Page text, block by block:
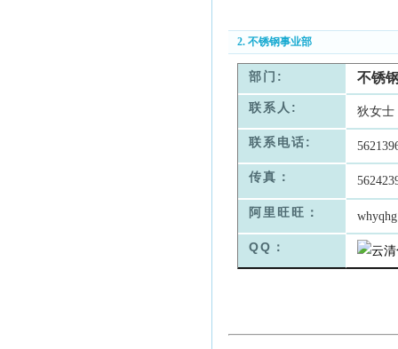
2. 不锈钢事业部
部门: 不锈
联系人: 狄女士
联系电话:
传真：
阿里旺旺： whyqhg
QQ：